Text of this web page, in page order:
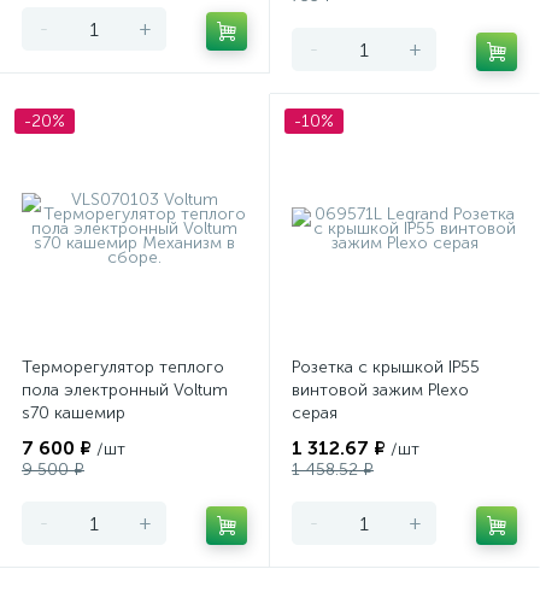
- +
- +
-20%
Терморегулятор теплого
пола электронный Voltum
s70 кашемир
7 600 ₽ /шт
9 500 ₽
- +
-10%
Розетка с крышкой IP55
винтовой зажим Plexo
серая
1 312.67 ₽ /шт
1 458.52 ₽
- +